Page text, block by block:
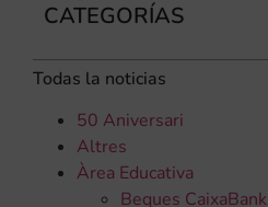
CATEGORÍAS
Todas la noticias
50 Aniversari
Altres
Àrea Educativa
Beques CaixaBank